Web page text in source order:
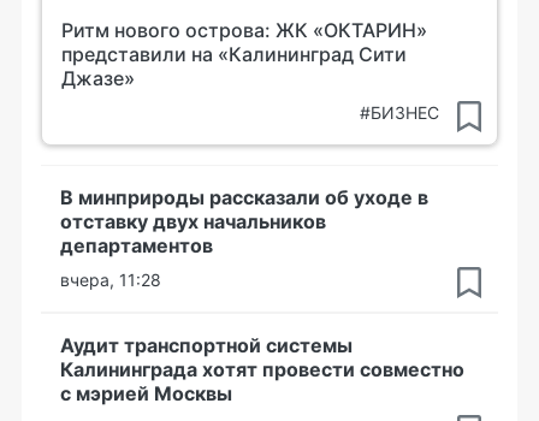
Ритм нового острова: ЖК «ОКТАРИН»
представили на «Калининград Сити
Джазе»
#БИЗНЕС
В минприроды рассказали об уходе в
отставку двух начальников
департаментов
вчера, 11:28
Аудит транспортной системы
Калининграда хотят провести совместно
с мэрией Москвы